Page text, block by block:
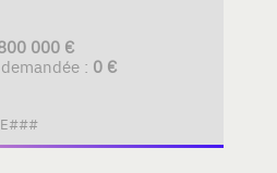
000 €
: 0 €